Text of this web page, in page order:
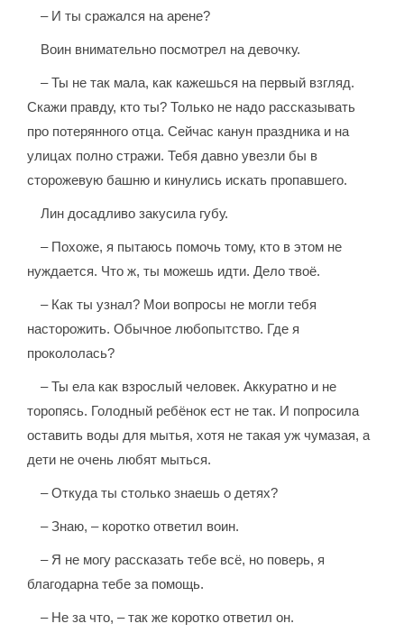
– И ты сражался на арене?
Воин внимательно посмотрел на девочку.
– Ты не так мала, как кажешься на первый взгляд.
Скажи правду, кто ты? Только не надо рассказывать
про потерянного отца. Сейчас канун праздника и на
улицах полно стражи. Тебя давно увезли бы в
сторожевую башню и кинулись искать пропавшего.
Лин досадливо закусила губу.
– Похоже, я пытаюсь помочь тому, кто в этом не
нуждается. Что ж, ты можешь идти. Дело твоё.
– Как ты узнал? Мои вопросы не могли тебя
насторожить. Обычное любопытство. Где я
прокололась?
– Ты ела как взрослый человек. Аккуратно и не
торопясь. Голодный ребёнок ест не так. И попросила
оставить воды для мытья, хотя не такая уж чумазая, а
дети не очень любят мыться.
– Откуда ты столько знаешь о детях?
– Знаю, – коротко ответил воин.
– Я не могу рассказать тебе всё, но поверь, я
благодарна тебе за помощь.
– Не за что, – так же коротко ответил он.